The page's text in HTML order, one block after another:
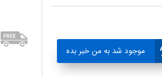
موجود شد به من خبر بده